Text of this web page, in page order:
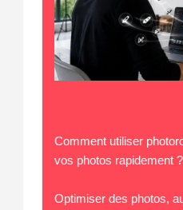
Comment utiliser
vos photos rapidement ?
Optimiser des photos,